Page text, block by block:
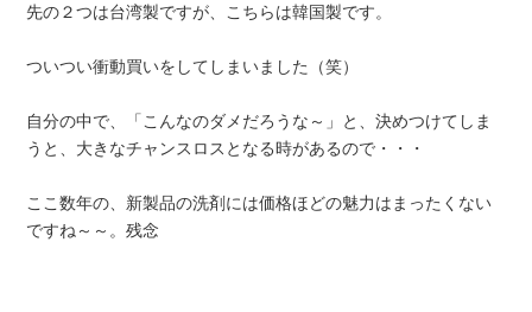
先の２つは台湾製ですが、こちらは韓国製です。
ついつい衝動買いをしてしまいました（笑）
自分の中で、「こんなのダメだろうな～」と、決めつけてしま
うと、大きなチャンスロスとなる時があるので・・・
ここ数年の、新製品の洗剤には価格ほどの魅力はまったくない
ですね～～。残念